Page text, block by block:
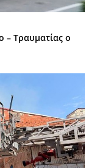
– Τραυματίας ο